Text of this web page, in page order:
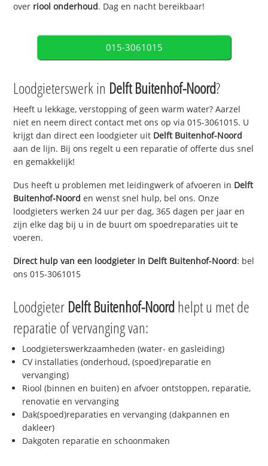
over riool onderhoud. Dag en nacht bereikbaar!
015-3061015
Loodgieterswerk in Delft Buitenhof-Noord?
Heeft u lekkage, verstopping of geen warm water? Aarzel
niet en neem direct contact met ons op via 015-3061015. U
krijgt dan direct een loodgieter uit Delft Buitenhof-Noord
aan de lijn. Bij ons regelt u een reparatie of offerte dus snel
en gemakkelijk!
Dus heeft u problemen met leidingwerk of afvoeren in Delft
Buitenhof-Noord en wenst snel hulp, bel ons. Onze
loodgieters werken 24 uur per dag, 365 dagen per jaar en
zijn elke dag bij u in de buurt om spoedreparaties uit te
voeren.
Direct hulp van een loodgieter in Delft Buitenhof-Noord: bel
ons 015-3061015
Loodgieter Delft Buitenhof-Noordhelpt u met de
reparatie of vervanging van:
Loodgieterswerkzaamheden (water- en gasleiding)
CV installaties (onderhoud, (spoed)reparatie en
vervanging)
Riool (binnen en buiten) en afvoer ontstoppen, reparatie,
renovatie en vervanging
Dak(spoed)reparaties en vervanging (dakpannen en
dakleer)
Dakgoten reparatie en schoonmaken